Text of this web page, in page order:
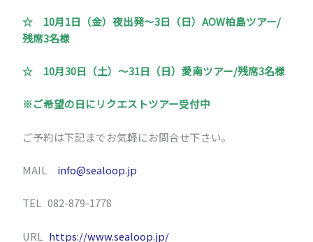
☆ 10月1日（金）夜出発～3日（日）AOW柏島ツアー/
残席3名様
☆ 10月30日（土）～31日（日）愛南ツアー/残席3名様
※ご希望の日にリクエストツアー受付中
ご予約は下記までお気軽にお問合せ下さい。
MAIL info@sealoop.jp
TEL 082-879-1778
URL https://www.sealoop.jp/